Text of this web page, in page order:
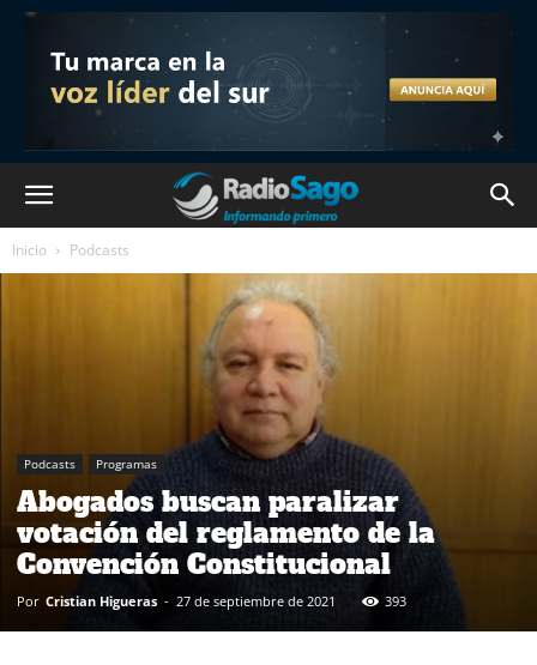
Inicio Podcasts
Podcasts Programas
Abogados buscan paralizar
votación del reglamento de la
Convención Constitucional
Por Cristian Higueras - 27 de septiembre de 2021 393